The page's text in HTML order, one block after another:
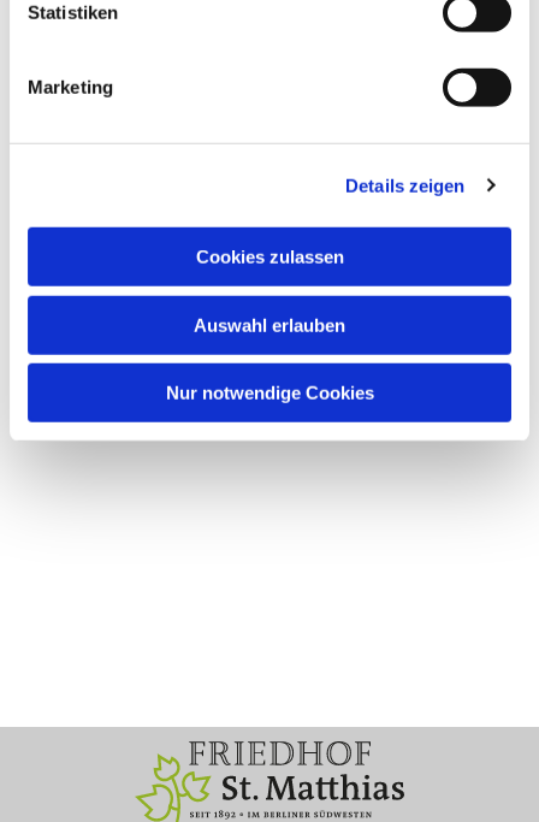
Statistiken
Marketing
Details zeigen
Cookies zulassen
Auswahl erlauben
Nur notwendige Cookies